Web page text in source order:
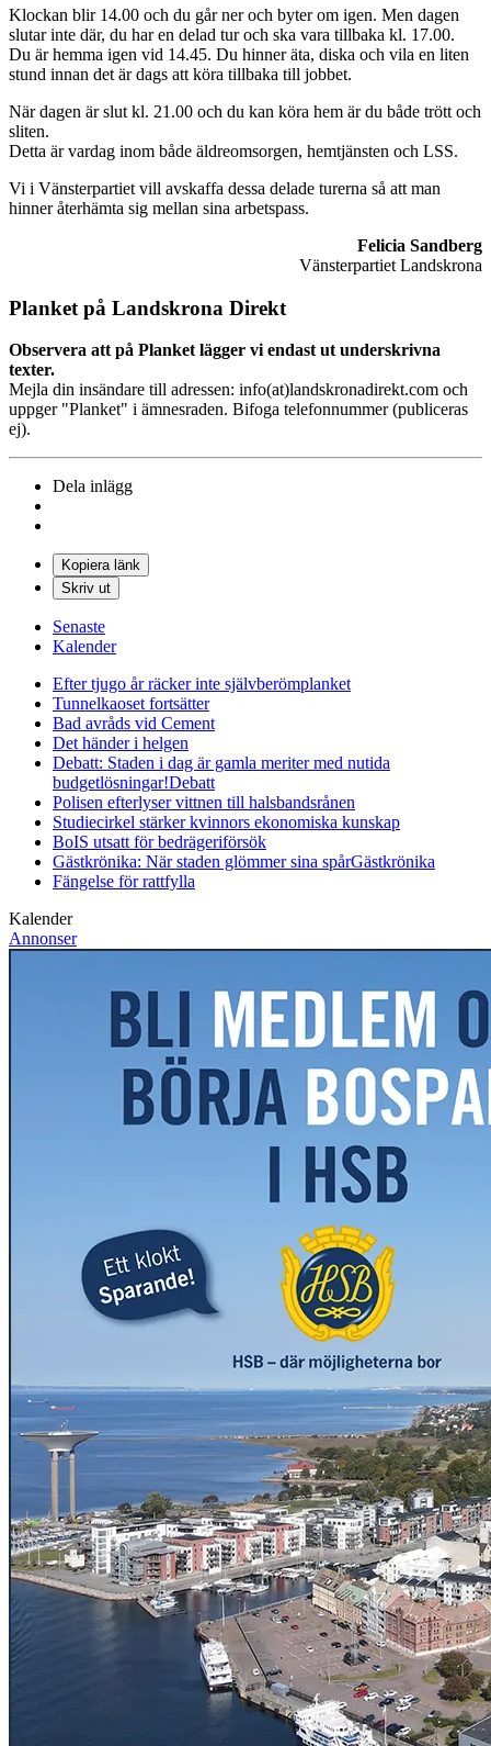
Klockan blir 14.00 och du går ner och byter om igen. Men dagen
slutar inte där, du har en delad tur och ska vara tillbaka kl. 17.00.
Du är hemma igen vid 14.45. Du hinner äta, diska och vila en liten
stund innan det är dags att köra tillbaka till jobbet.
När dagen är slut kl. 21.00 och du kan köra hem är du både trött och
sliten.
Detta är vardag inom både äldreomsorgen, hemtjänsten och LSS.
Vi i Vänsterpartiet vill avskaffa dessa delade turerna så att man
hinner återhämta sig mellan sina arbetspass.
Felicia Sandberg
Vänsterpartiet Landskrona
Planket på Landskrona Direkt
Observera att på Planket lägger vi endast ut underskrivna
texter.
Mejla din insändare till adressen: info(at)landskronadirekt.com och
uppger "Planket" i ämnesraden. Bifoga telefonnummer (publiceras
ej).
Dela inlägg
Kopiera länk
Skriv ut
Senaste
Kalender
Efter tjugo år räcker inte självberömplanket
Tunnelkaoset fortsätter
Bad avråds vid Cement
Det händer i helgen
Debatt: Staden i dag är gamla meriter med nutida
budgetlösningar!Debatt
Polisen efterlyser vittnen till halsbandsrånen
Studiecirkel stärker kvinnors ekonomiska kunskap
BoIS utsatt för bedrägeriförsök
Gästkrönika: När staden glömmer sina spårGästkrönika
Fängelse för rattfylla
Kalender
Annonser